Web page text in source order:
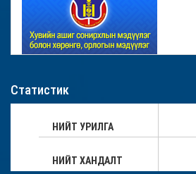
Статистик
НИЙТ УРИЛГА
НИЙТ ХАНДАЛТ